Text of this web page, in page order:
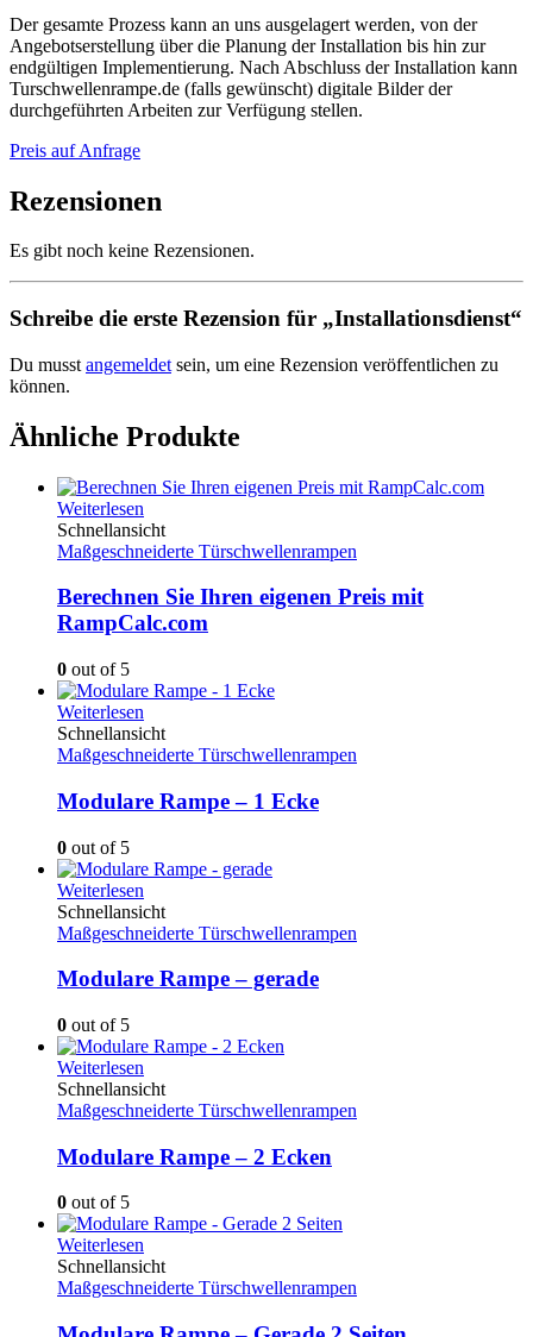
Der gesamte Prozess kann an uns ausgelagert werden, von der
Angebotserstellung über die Planung der Installation bis hin zur
endgültigen Implementierung. Nach Abschluss der Installation kann
Turschwellenrampe.de (falls gewünscht) digitale Bilder der
durchgeführten Arbeiten zur Verfügung stellen.
Preis auf Anfrage
Rezensionen
Es gibt noch keine Rezensionen.
Schreibe die erste Rezension für „Installationsdienst“
Du musst angemeldet sein, um eine Rezension veröffentlichen zu
können.
Ähnliche Produkte
Weiterlesen
Schnellansicht
Maßgeschneiderte Türschwellenrampen
Berechnen Sie Ihren eigenen Preis mit
RampCalc.com
0 out of 5
Weiterlesen
Schnellansicht
Maßgeschneiderte Türschwellenrampen
Modulare Rampe – 1 Ecke
0 out of 5
Weiterlesen
Schnellansicht
Maßgeschneiderte Türschwellenrampen
Modulare Rampe – gerade
0 out of 5
Weiterlesen
Schnellansicht
Maßgeschneiderte Türschwellenrampen
Modulare Rampe – 2 Ecken
0 out of 5
Weiterlesen
Schnellansicht
Maßgeschneiderte Türschwellenrampen